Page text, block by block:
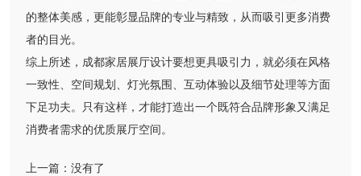
的整体美感，更能彰显品牌的专业与精致，从而吸引更多消费
者的目光。
综上所述，成都家居展厅设计要想更具吸引力，就必须在风格
一致性、空间规划、灯光氛围、互动体验以及细节处理等方面
下足功夫。只有这样，才能打造出一个既符合品牌形象又满足
消费者需求的优质展厅空间。
上一篇： 没有了